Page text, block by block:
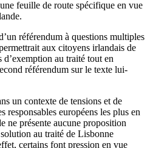
feuille de route spécifique en vue
référendum à questions multiples
aux citoyens irlandais de
d’exemption au traité tout en
référendum sur le texte lui-
un contexte de tensions et de
responsables européens les plus en
ne présente aucune proposition
au traité de Lisbonne
certains font pression en vue